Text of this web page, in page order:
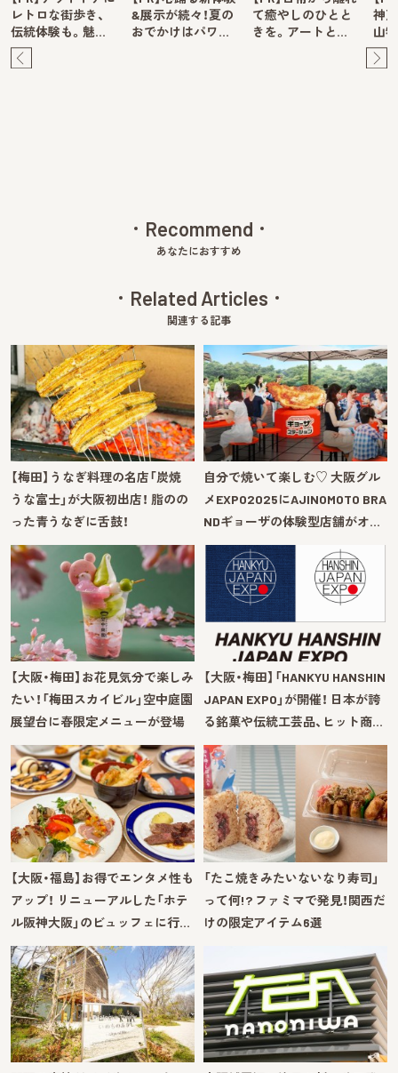
レトロな街歩き、
伝統体験も。魅…
&展示が続々！夏の
おでかけはパワ…
て癒やしのひとと
きを。アートと…
神
山
Recommend
あなたにおすすめ
Related Articles
関連する記事
【梅田】うなぎ料理の名店「炭焼
うな富士」が大阪初出店！ 脂のの
った青うなぎに舌鼓！
自分で焼いて楽しむ♡ 大阪グル
メEXPO2025にAJINOMOTO BRA
NDギョーザの体験型店舗がオ…
【大阪・梅田】お花見気分で楽しみ
たい！「梅田スカイビル」空中庭園
展望台に春限定メニューが登場
【大阪・梅田】「HANKYU HANSHIN
JAPAN EXPO」が開催！ 日本が誇
る銘菓や伝統工芸品、ヒット商…
【大阪・福島】お得でエンタメ性も
アップ！ リニューアルした「ホテ
ル阪神大阪」のビュッフェに行…
「たこ焼きみたいないなり寿司」
って何!? ファミマで発見！関西だ
けの限定アイテム6選